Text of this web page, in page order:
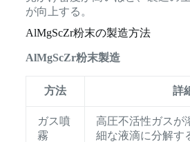
が向上する。
AlMgScZr粉末の製造方法
AlMgScZr粉末製造
方法 詳
ガス噴
霧
高圧不活性ガスが
細な液滴に分解す